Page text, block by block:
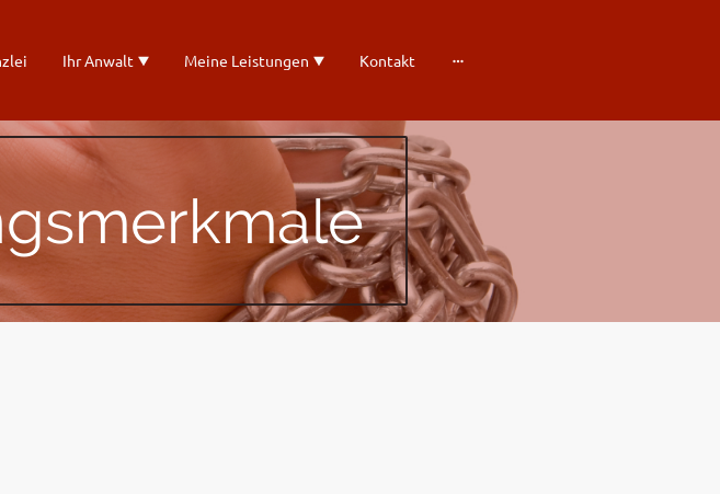
Ihr Anwalt Meine Leistungen Kontakt